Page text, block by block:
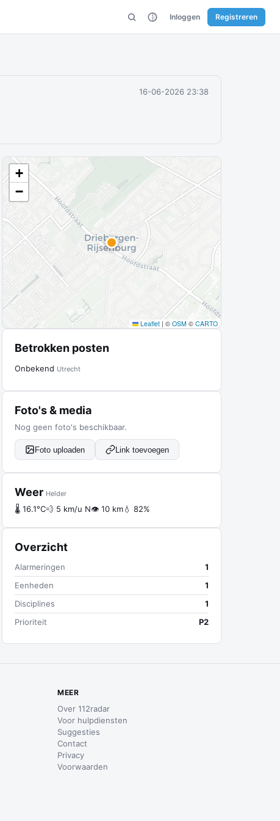
Inloggen Registreren
16-06-2026 23:38
+
−
Leaflet | © OSM © CARTO
Betrokken posten
Onbekend Utrecht
Foto's & media
Nog geen foto's beschikbaar.
Foto uploaden Link toevoegen
Weer Helder
🌡 16.1°C💨 5 km/u N👁 10 km💧 82%
Overzicht
Alarmeringen
1
Eenheden
1
Disciplines
1
Prioriteit
P2
MEER
Over 112radar
Voor hulpdiensten
Suggesties
Contact
Privacy
Voorwaarden